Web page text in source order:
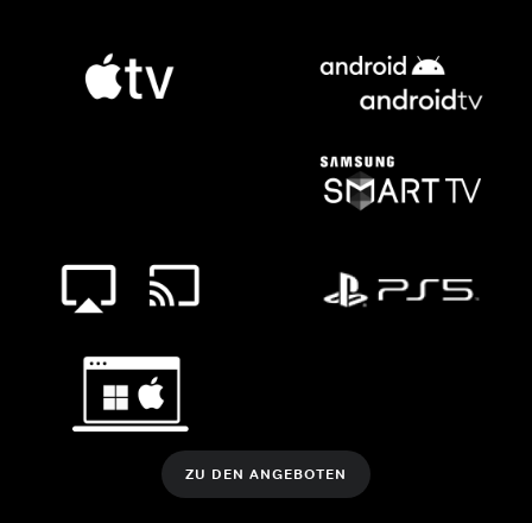
ZU DEN ANGEBOTEN